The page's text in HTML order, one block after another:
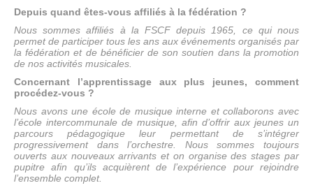
Depuis quand êtes-vous affiliés à la fédération ?
Nous sommes affiliés à la FSCF depuis 1965, ce qui nous
permet de participer tous les ans aux événements organisés par
la fédération et de bénéficier de son soutien dans la promotion
de nos activités musicales.
Concernant l’apprentissage aux plus jeunes, comment
procédez-vous ?
Nous avons une école de musique interne et collaborons avec
l’école intercommunale de musique, afin d’offrir aux jeunes un
parcours pédagogique leur permettant de s’intégrer
progressivement dans l’orchestre. Nous sommes toujours
ouverts aux nouveaux arrivants et on organise des stages par
pupitre afin qu’ils acquièrent de l’expérience pour rejoindre
l’ensemble complet.